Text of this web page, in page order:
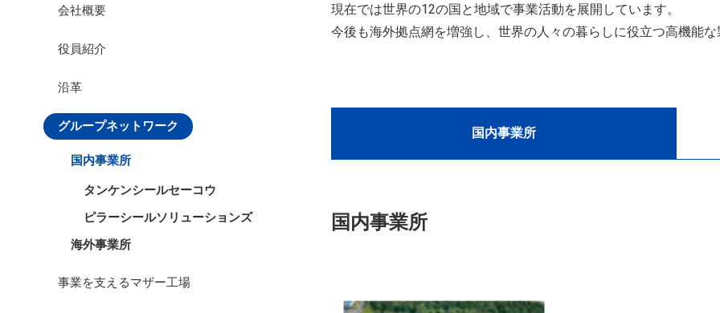
現在では世界の12の国と地域で事業活動を展開しています。
今後も海外拠点網を増強し、世界の人々の暮らしに役立つ高機能
国内事業所
国内事業所
会社概要
役員紹介
沿革
グループネットワーク
国内事業所
タンケンシールセーコウ
ピラーシールソリューションズ
海外事業所
事業を支えるマザー工場